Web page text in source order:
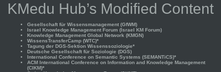
KMedu Hub’s Modified Content
Gesellschaft für Wissensmanagement (GfWM)
Israel Knowledge Management Forum (Israel KM Forum)
Knowledge Management Global Network (KMGN)
WissensTransferCamp (WTC)*
Tagung der DGS-Sektion Wissenssoziologie*
Deutsche Gesellschaft für Soziologie (DGS)
International Conference on Semantic Systems (SEMANTiCS)*
ACM International Conference on Information and Knowledge Management
(CIKM)*